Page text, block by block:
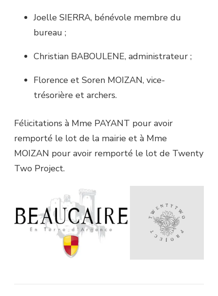
Joelle SIERRA, bénévole membre du
bureau ;
Christian BABOULENE, administrateur ;
Florence et Soren MOIZAN, vice-
trésorière et archers.
Félicitations à Mme PAYANT pour avoir
remporté le lot de la mairie et à Mme
MOIZAN pour avoir remporté le lot de Twenty
Two Project.